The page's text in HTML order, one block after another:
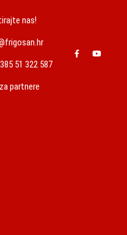
nas!
51 322 587
partnere